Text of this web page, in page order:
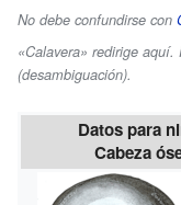
No debe confundirse con
«Calavera» redirige aquí.
(desambiguación).
Datos para
Cabeza